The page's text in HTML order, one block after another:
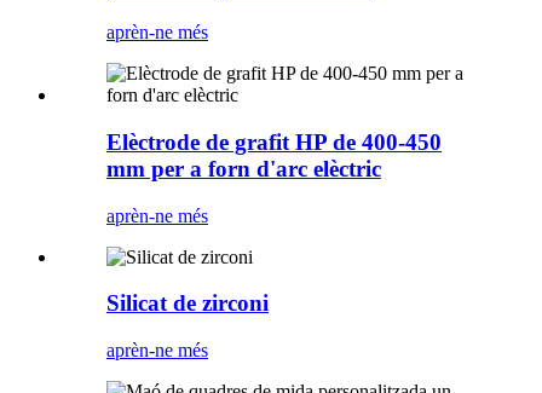
aprèn-ne més
Elèctrode de grafit HP de 400-450
mm per a forn d'arc elèctric
aprèn-ne més
Silicat de zirconi
aprèn-ne més